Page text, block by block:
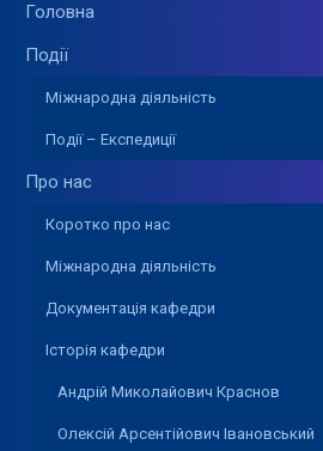
Головна
Події
Міжнародна діяльність
Події – Експедиції
Про нас
Коротко про нас
Міжнародна діяльність
Документація кафедри
Історія кафедри
Андрій Миколайович Краснов
Олексій Арсентійович Івановський